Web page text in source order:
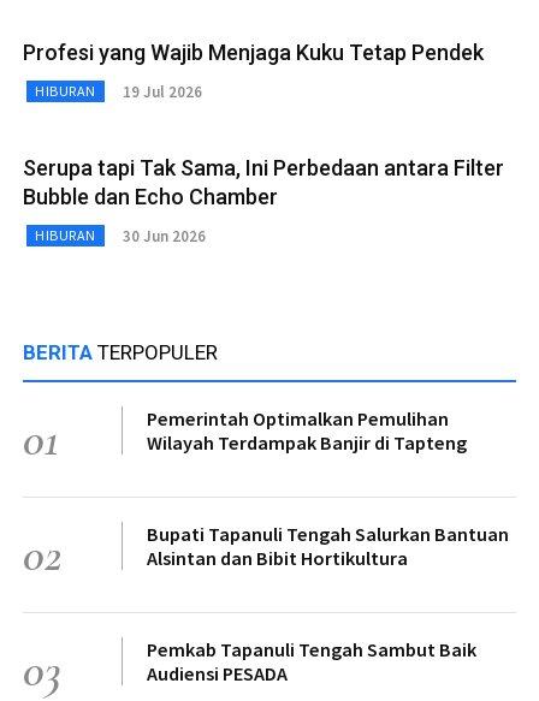
Profesi yang Wajib Menjaga Kuku Tetap Pendek
HIBURAN 19 Jul 2026
Serupa tapi Tak Sama, Ini Perbedaan antara Filter
Bubble dan Echo Chamber
HIBURAN 30 Jun 2026
BERITA TERPOPULER
01
Pemerintah Optimalkan Pemulihan
Wilayah Terdampak Banjir di Tapteng
02
Bupati Tapanuli Tengah Salurkan Bantuan
Alsintan dan Bibit Hortikultura
03
Pemkab Tapanuli Tengah Sambut Baik
Audiensi PESADA